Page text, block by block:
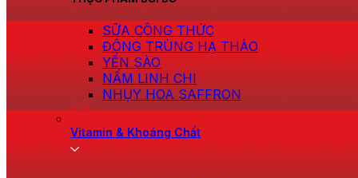
SỮA CÔNG THỨC
ĐÔNG TRÙNG HẠ THẢO
YẾN SÀO
NẤM LINH CHI
NHỤY HOA SAFFRON
Vitamin & Khoáng Chất